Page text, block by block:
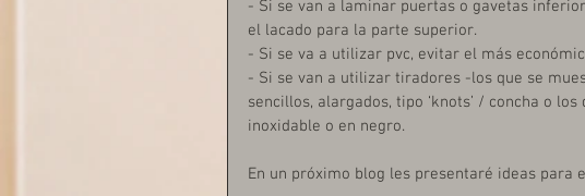
- Si se van a laminar puertas o gavetas
el lacado para la parte superior.
- Si se va a utilizar pvc, evitar el más
- Si se van a utilizar tiradores -los que se
sencillos, alargados, tipo ‘knots’ / concha o
inoxidable o en negro.
En un próximo blog les presentaré ideas para